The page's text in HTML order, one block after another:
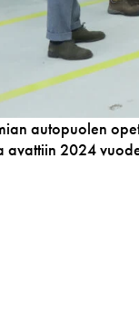
autopuolen
avattiin 2024